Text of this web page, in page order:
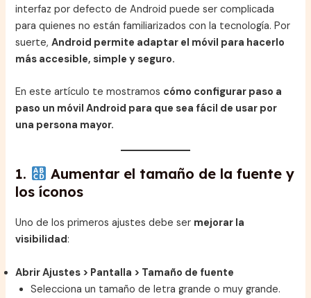
interfaz por defecto de Android puede ser complicada
para quienes no están familiarizados con la tecnología. Por
suerte,Android permite adaptar el móvil para hacerlo
más accesible, simple y seguro.
En este artículo te mostramos cómo configurar paso a
paso un móvil Android para que sea fácil de usar por
una persona mayor.
1.
Aumentar el tamaño de la fuente y
los íconos
Uno de los primeros ajustes debe ser mejorar la
visibilidad:
Abrir Ajustes > Pantalla > Tamaño de fuente
Selecciona un tamaño de letra grande o muy grande.